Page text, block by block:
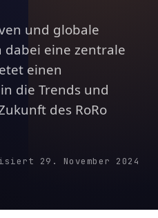
und globale
dabei eine zentrale
einen
die Trends und
des RoRo
29. November 2024